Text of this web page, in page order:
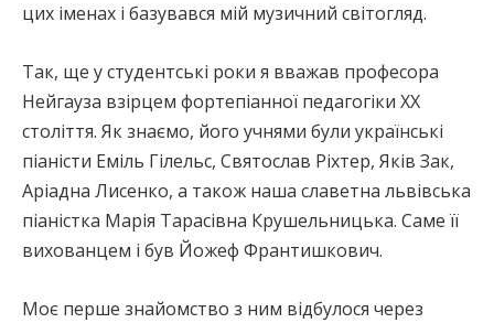
цих іменах і базувався мій музичний світогляд.
Так, ще у студентські роки я вважав професора
Нейгауза взірцем фортепіанної педагогіки ХХ
століття. Як знаємо, його учнями були українські
піаністи Еміль Гілельс, Святослав Ріхтер, Яків Зак,
Аріадна Лисенко, а також наша славетна львівська
піаністка Марія Тарасівна Крушельницька. Саме її
вихованцем і був Йожеф Франтишкович.
Моє перше знайомство з ним відбулося через